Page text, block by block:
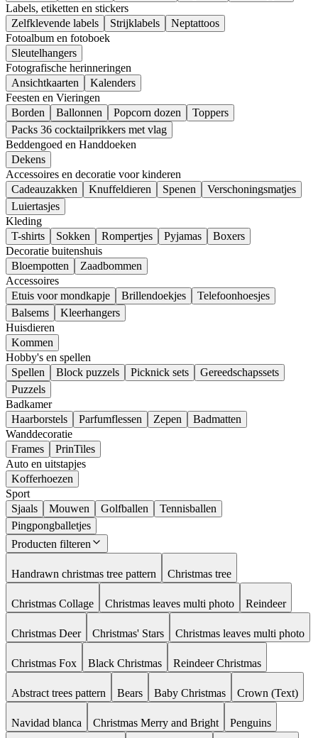
Labels, etiketten en stickers
Zelfklevende labels
Strijklabels
Neptattoos
Fotoalbum en fotoboek
Sleutelhangers
Fotografische herinneringen
Ansichtkaarten
Kalenders
Feesten en Vieringen
Borden
Ballonnen Popcorn dozen
Toppers
Packs 36 cocktailprikkers met vlag
Beddengoed en Handdoeken
Dekens
Accessoires en decoratie voor kinderen
Cadeauzakken
Knuffeldieren Spenen
Verschoningsmatjes
Luiertasjes
Kleding
T-shirts
Sokken Rompertjes Pyjamas
Boxers
Decoratie buitenshuis
Bloempotten
Zaadbommen
Accessoires
Etuis voor mondkapje
Brillendoekjes
Telefoonhoesjes
Balsems
Kleerhangers
Huisdieren
Kommen
Hobby's en spellen
Spellen
Block puzzels Picknick sets
Gereedschapssets
Puzzels
Badkamer
Haarborstels
Parfumflessen Zepen
Badmatten
Wanddecoratie
Frames
PrinTiles
Auto en uitstapjes
Kofferhoezen
Sport
Sjaals
Mouwen Golfballen
Tennisballen
Pingpongballetjes
Producten filteren
Handrawn christmas tree pattern Christmas tree
Christmas Collage Christmas leaves multi photo Reindeer
Christmas Deer Christmas' Stars Christmas leaves multi photo
Christmas Fox Black Christmas Reindeer Christmas
Abstract trees pattern Bears Baby Christmas Crown (Text)
Navidad blanca Christmas Merry and Bright Penguins